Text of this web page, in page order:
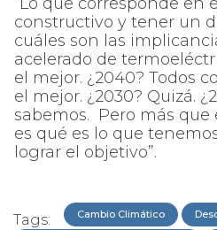
constructivo y tener un
cuáles son las
acelerado de
el mejor. ¿2040? Todos
el mejor. ¿2030? Quizá.
sabemos. Pero más que
es qué es lo que
lograr el objetivo”.
Tags: Cambio Climático